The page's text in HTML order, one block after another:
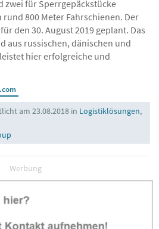
unter anderem 31 autoca. Davon
zwei für Sperrgepäckstücke
800 Meter Fahrschienen. Der
den 30. August 2019 geplant. Das
aus russischen, dänischen und
hier erfolgreiche und
am 23.08.2018 in
Werbung